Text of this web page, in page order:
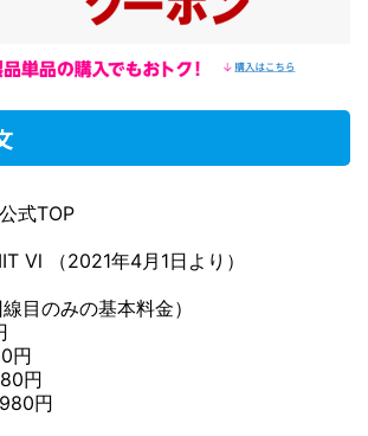
式TOP
Ⅵ （2021年4月1日より）
目のみの基本料金）
円
円
円